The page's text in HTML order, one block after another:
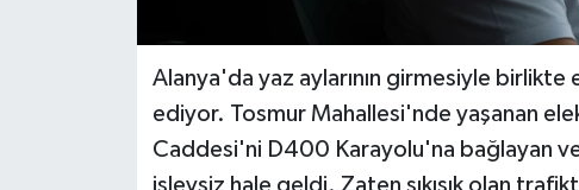
Alanya'da yaz aylarının girmesiyle
ediyor. Tosmur Mahallesi'nde yaşanan
Caddesi'ni D400 Karayolu'na bağlayan ve
işlevsiz hale geldi. Zaten sıkışık olan